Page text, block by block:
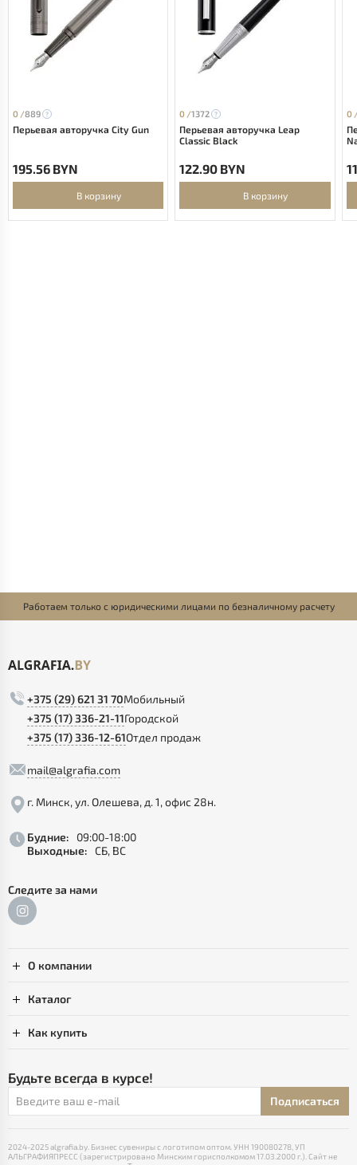
0 /889
Перьевая авторучка City Gun
195.56 BYN
В корзину
0 /1372
Перьевая авторучка Leap
Classic Black
122.90 BYN
В корзину
0
Работаем только с юридическими лицами по безналичному расчету
+375 (29) 621 31 70Мобильный
+375 (17) 336-21-11Городской
+375 (17) 336-12-61Отдел продаж
mail@algrafia.com
г. Минск, ул. Олешева, д. 1, офис 28н.
Будние:
09:00-18:00
Выходные: СБ, ВС
Следите за нами
О компании
Каталог
Как купить
Будьте всегда в курсе!
Подписаться
2024-2025 algrafia.by. Бизнес сувениры с логотипом оптом. УНН 190080278, УП
АЛЬГРАФИЯПРЕСС (зарегистрировано Минским горисполкомом 17.03.2000 г.). Сайт не